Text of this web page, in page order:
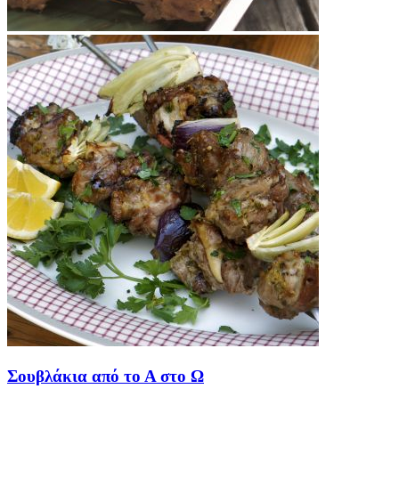
Σουβλάκια από το Α στο Ω